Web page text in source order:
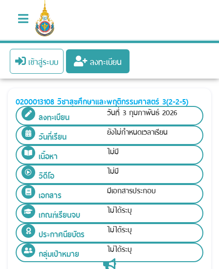
เข้าสู่ระบบ ลงทะเบียน
0200013108 วิชาสุขศึกษาและพฤติกรรมศาสตร์ 3(2-2-5)
ลงทะเบียน
วันที่ 3 กุมภาพันธ์ 2026
วันที่เรียน
ยังไม่กำหนดเวลาเรียน
เนื้อหา
ไม่มี
วิดีโอ
ไม่มี
เอกสาร
มีเอกสารประกอบ
เกณฑ์เรียนจบ
ไม่ได้ระบุ
ประกาศนียบัตร
ไม่ได้ระบุ
กลุ่มเป้าหมาย
ไม่ได้ระบุ